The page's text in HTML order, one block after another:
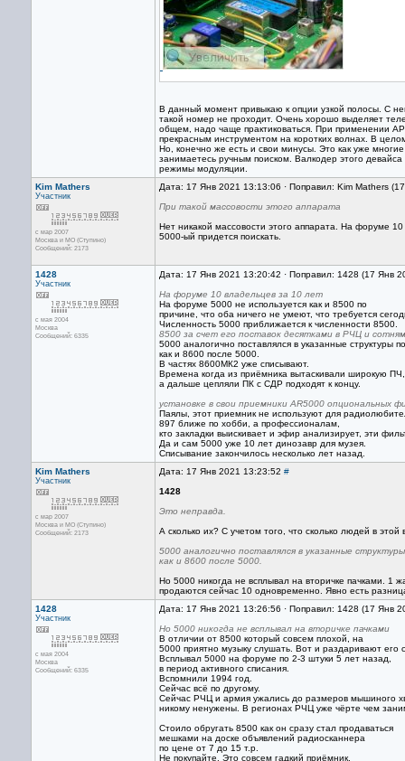
В данный момент привыкаю к опции узкой полосы. С
такой номер не проходит. Очень хорошо выделяет
общем, надо чаще практиковаться. При применении
прекрасным инструментом на коротких волнах. В
Но, конечно же есть и свои минусы. Это как уже
занимаетесь ручным поиском. Валкодер этого
режимы модуляции.
Kim Mathers
Участник
с мар 2007
Москва и МО (Ступино)
Сообщений: 2173
Дата: 17 Янв 2021 13:13:06 · Поправил: Kim Mathers
При такой массовости этого аппарата
Нет никакой массовости этого аппарата. На форуме
5000-ый придется поискать.
1428
Участник
с мая 2004
Москва
Сообщений: 6335
Дата: 17 Янв 2021 13:20:42 · Поправил: 1428 (17 Янв
На форуме 10 владельцев за 10 лет
На форуме 5000 не используется как и 8500 по
причине, что оба ничего не умеют, что требуется
Численность 5000 приближается к численности 8500.
8500 за счет его поставок десятками в РЧЦ и
5000 аналогично поставлялся в указанные структуры
как и 8600 после 5000.
В частях 8600МК2 уже списывают.
Времена когда из приёмника вытаскивали широкую ПЧ,
а дальше цепляли ПК с СДР подходят к концу.
установке в свои приемники AR5000 опциональных
Паялы, этот приемник не используют для
897 ближе по хобби, а профессионалам,
кто закладки выискивает и эфир анализирует, эти
Да и сам 5000 уже 10 лет динозавр для музея.
Списывание закончилось несколько лет назад.
Kim Mathers
Участник
с мар 2007
Москва и МО (Ступино)
Сообщений: 2173
Дата: 17 Янв 2021 13:23:52 #
1428
Это неправда.
А сколько их? С учетом того, что сколько людей в этой
5000 аналогично поставлялся в указанные
как и 8600 после 5000.
Но 5000 никогда не всплывал на вторичке пачками. 1
продаются сейчас 10 одновременно. Явно есть
1428
Участник
с мая 2004
Москва
Сообщений: 6335
Дата: 17 Янв 2021 13:26:56 · Поправил: 1428 (17 Янв
Но 5000 никогда не всплывал на вторичке пачками
В отличии от 8500 который совсем плохой, на
5000 приятно музыку слушать. Вот и раздаривают его
Всплывал 5000 на форуме по 2-3 штуки 5 лет назад,
в период активного списания.
Вспомнили 1994 год.
Сейчас всё по другому.
Сейчас РЧЦ и армия ужались до размеров мышиного
никому ненужены. В регионах РЧЦ уже чёрте чем
Стоило обругать 8500 как он сразу стал продаваться
мешками на доске объявлений радиосканнера
по цене от 7 до 15 т.р.
Не покупайте. Это совсем гадкий приёмник.